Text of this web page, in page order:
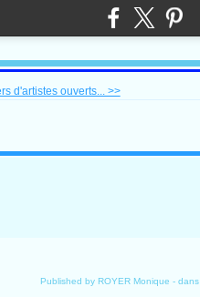
d'artistes ouverts... >>
Published by ROYER Monique -dans